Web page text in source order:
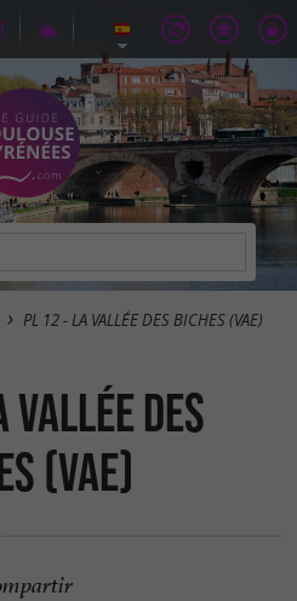
PL 12 - LA VALLÉE DES BICHES (VAE)
DES
(VAE)